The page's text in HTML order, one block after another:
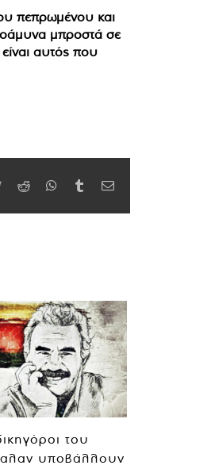
πεπρωμένου και
μπροστά σε
αυτός που
TwitterReddit WhatsApp
TumblrEmail
του
υποβάλλουν